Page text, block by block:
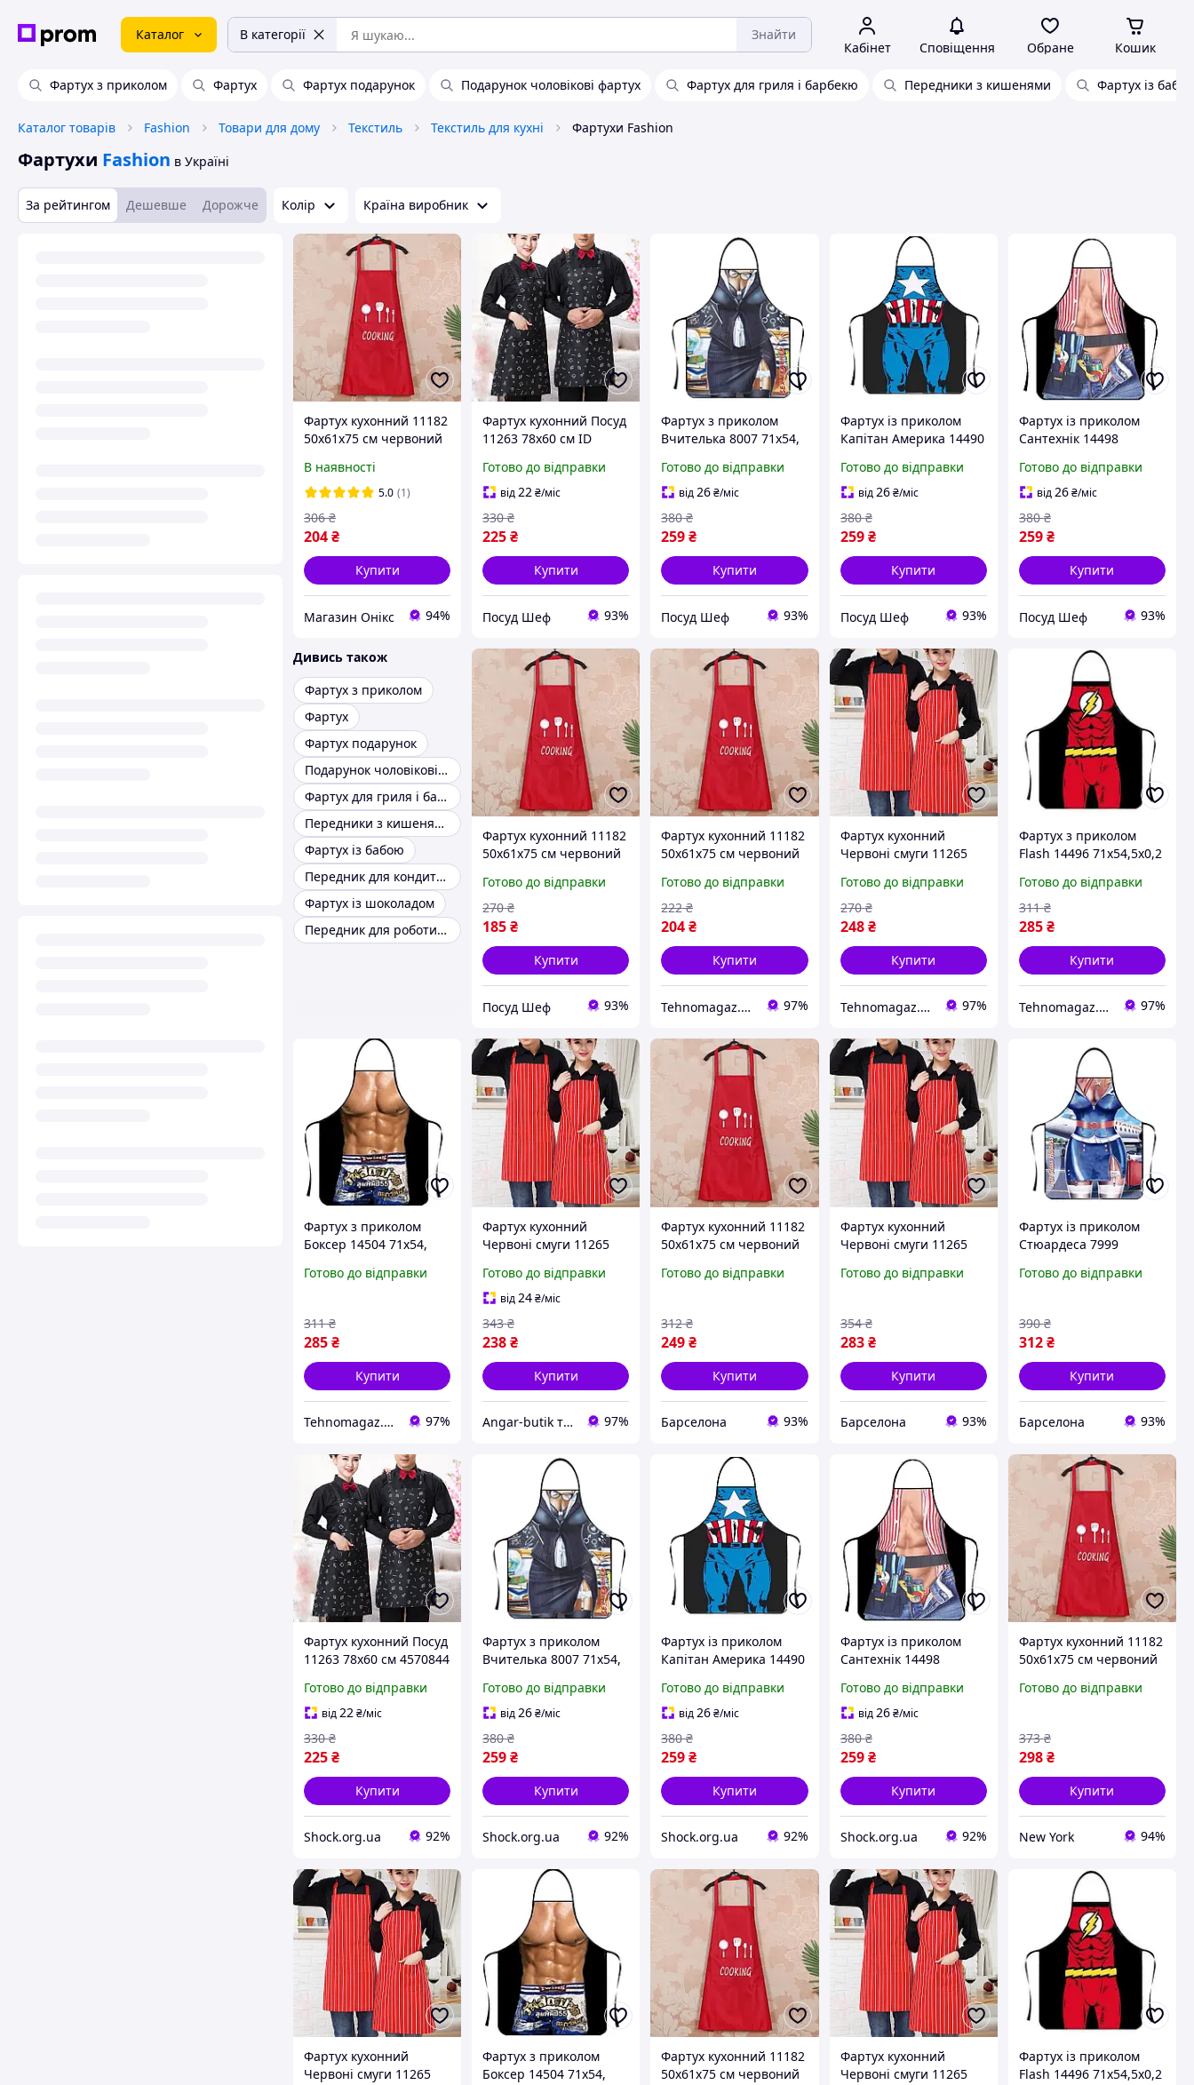
Каталог В категорії Знайти
Кабінет Сповіщення Обране Кошик
Фартух з приколом Фартух Фартух подарунок Подарунок чоловікові фартух Фартух для гриля і барбекю Передники з кишенями Фартух із
Каталог товарів Fashion Товари для дому Текстиль Текстиль для кухні Фартухи Fashion
Фартухи Fashion в Україні
За рейтингом Дешевше Дорожче Колір Країна виробник
Фартух кухонний 11182
50х61х75 см червоний
В наявності
5.0 (1)
204₴
306 ₴
Купити
Магазин Онікс 94%
Фартух кухонний Посуд
11263 78х60 см ID
Готово до відправки
від22₴/міс
225₴
330 ₴
Купити
Посуд Шеф 93%
Фартух з приколом
Вчителька 8007 71х54,
Готово до відправки
від26₴/міс
259₴
380 ₴
Купити
Посуд Шеф 93%
Фартух із приколом
Капітан Америка 14490
4818236
Готово до відправки
від26 ₴/міс
259 ₴
380 ₴
Купити
Посуд Шеф 93%
Фартух із приколом
Сантехнік 14498
4819609
Готово до відправки
від26₴/міс
259₴
380 ₴
Купити
Посуд Шеф 93%
Дивись також
Фартух з приколом
Фартух
Фартух подарунок
Подарунок чоловікові фартух
Фартух для гриля і барбекю
Передники з кишенями
Фартух із бабою
Передник для кондитера
Фартух із шоколадом
Передник для роботи кухаря
Фартух кухонний 11182
50х61х75 см червоний
Готово до відправки
185₴
270 ₴
Купити
Посуд Шеф 93%
Фартух кухонний 11182
50х61х75 см червоний
Готово до відправки
204₴
222 ₴
Купити
Tehnomagaz.com.ua - це передовий інтернет-магазин, спеціалізуючийся на продажу техніки 97%
Фартух кухонний
Червоні смуги 11265
Готово до відправки
248 ₴
270 ₴
Купити
Tehnomagaz.com.ua - це передовий інтернет-магазин, спеціалізуючийся на продажу техніки 97%
Фартух з приколом
Flash 14496 71х54,5х0,2
Готово до відправки
285₴
311 ₴
Купити
Tehnomagaz.com.ua - це передовий інтернет-магазин, спеціалізуючийся на продажу техніки 97%
Фартух з приколом
Боксер 14504 71х54,
Готово до відправки
285₴
311 ₴
Купити
Tehnomagaz.com.ua - це передовий інтернет-магазин, спеціалізуючийся на продажу техніки 97%
Фартух кухонний
Червоні смуги 11265
Готово до відправки
від24₴/міс
238₴
343 ₴
Купити
Angar-butik товари для дому та побуту 97%
Фартух кухонний 11182
50х61х75 см червоний
Готово до відправки
249₴
312 ₴
Купити
Барселона 93%
Фартух кухонний
Червоні смуги 11265
Готово до відправки
283 ₴
354 ₴
Купити
Барселона 93%
Фартух із приколом
Стюардеса 7999
Готово до відправки
312₴
390 ₴
Купити
Барселона 93%
Фартух кухонний Посуд
11263 78х60 см 4570844
Готово до відправки
від22₴/міс
225₴
330 ₴
Купити
Shock.org.ua 92%
Фартух з приколом
Вчителька 8007 71х54,
Готово до відправки
від26₴/міс
259₴
380 ₴
Купити
Shock.org.ua 92%
Фартух із приколом
Капітан Америка 14490
Готово до відправки
від26₴/міс
259₴
380 ₴
Купити
Shock.org.ua 92%
Фартух із приколом
Сантехнік 14498
Готово до відправки
від26 ₴/міс
259 ₴
380 ₴
Купити
Shock.org.ua 92%
Фартух кухонний 11182
50х61х75 см червоний
Готово до відправки
298₴
373 ₴
Купити
New York 94%
Фартух кухонний
Червоні смуги 11265
Фартух з приколом
Боксер 14504 71х54,
Фартух кухонний 11182
50х61х75 см червоний
Фартух кухонний
Червоні смуги 11265
Фартух із приколом
Flash 14496 71х54,5х0,2